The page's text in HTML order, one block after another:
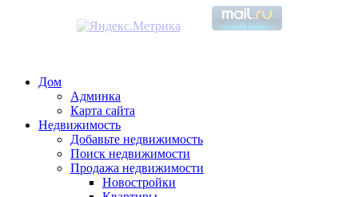
Дом
Админка
Карта сайта
Недвижимость
Добавьте недвижимость
Поиск недвижимости
Продажа недвижимости
Новостройки